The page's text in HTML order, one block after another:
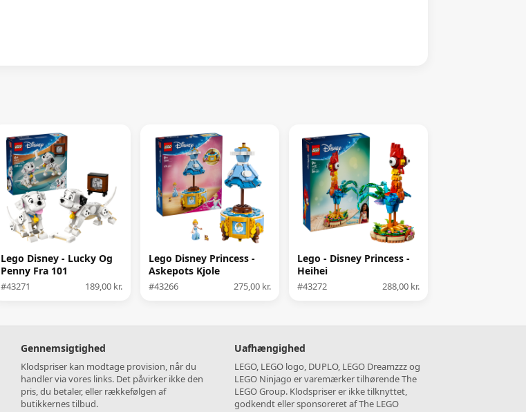
Lego Disney - Lucky Og
Penny Fra 101
Dalmatinere
#43271 189,00 kr.
Lego Disney Princess -
Askepots Kjole
#43266 275,00 kr.
Lego - Disney Princess -
Heihei
#43272 288,00 kr.
Gennemsigtighed
Klodspriser kan modtage provision, når du
handler via vores links. Det påvirker ikke den
pris, du betaler, eller rækkefølgen af
butikkernes tilbud.
Uafhængighed
LEGO, LEGO logo, DUPLO, LEGO Dreamzzz og
LEGO Ninjago er varemærker tilhørende The
LEGO Group. Klodspriser er ikke tilknyttet,
godkendt eller sponsoreret af The LEGO